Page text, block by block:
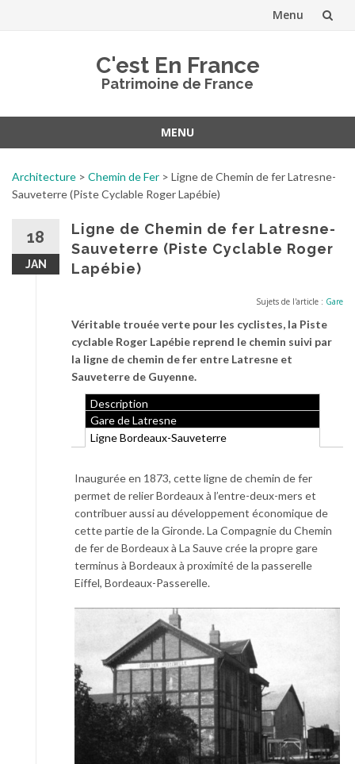
Menu
C'est En France
Patrimoine de France
MENU
contenu
Architecture > Chemin de Fer > Ligne de Chemin de fer Latresne-
Sauveterre (Piste Cyclable Roger Lapébie)
18
JAN
Ligne de Chemin de fer Latresne-
Sauveterre (Piste Cyclable Roger
Lapébie)
Sujets de l'article : Gare
Véritable trouée verte pour les cyclistes, la Piste
cyclable Roger Lapébie reprend le chemin suivi par
la ligne de chemin de fer entre Latresne et
Sauveterre de Guyenne.
Description
Gare de Latresne
Ligne Bordeaux-Sauveterre
Inaugurée en 1873, cette ligne de chemin de fer
permet de relier Bordeaux à l’entre-deux-mers et
contribuer aussi au développement économique de
cette partie de la Gironde. La Compagnie du Chemin
de fer de Bordeaux à La Sauve crée la propre gare
terminus à Bordeaux à proximité de la passerelle
Eiffel, Bordeaux-Passerelle.